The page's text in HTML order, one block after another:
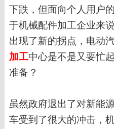
下跌，但面向个人用户
于机械配件加工企业来
出现了新的拐点，电动
加工中心是不是又要忙
准备？
虽然政府退出了对新能
车受到了很大的冲击，